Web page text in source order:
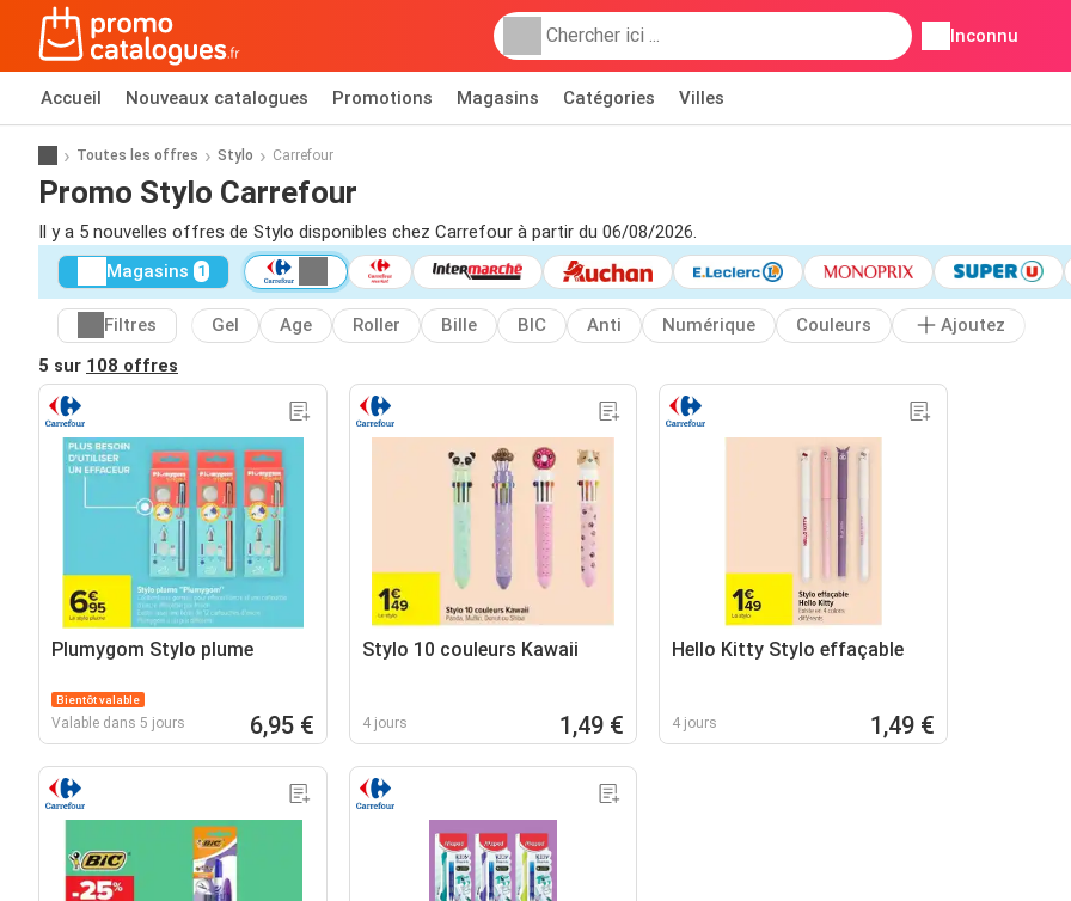
Inconnu
Accueil Nouveaux catalogues Promotions Magasins Catégories Villes
Toutes les offres Stylo Carrefour
Promo Stylo Carrefour
Il y a 5 nouvelles offres de Stylo disponibles chez Carrefour à partir du 06/08/2026.
Magasins 1
Filtres Gel Age Roller Bille BIC Anti Numérique Couleurs
Ajoutez
5 sur 108 offres
Plumygom Stylo plume
Bientôt valable
Valable dans 5 jours 6,95 €
Stylo 10 couleurs Kawaii
4 jours 1,49 €
Hello Kitty Stylo effaçable
4 jours 1,49 €